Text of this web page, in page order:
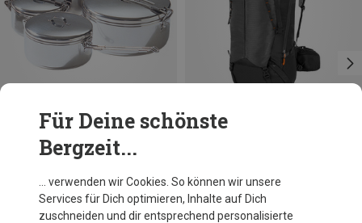
Du sparst bis 28%
Für Deine schönste
Bergzeit...
… verwenden wir Cookies. So können wir unsere
Services für Dich optimieren, Inhalte auf Dich
zuschneiden und dir entsprechend personalisierte